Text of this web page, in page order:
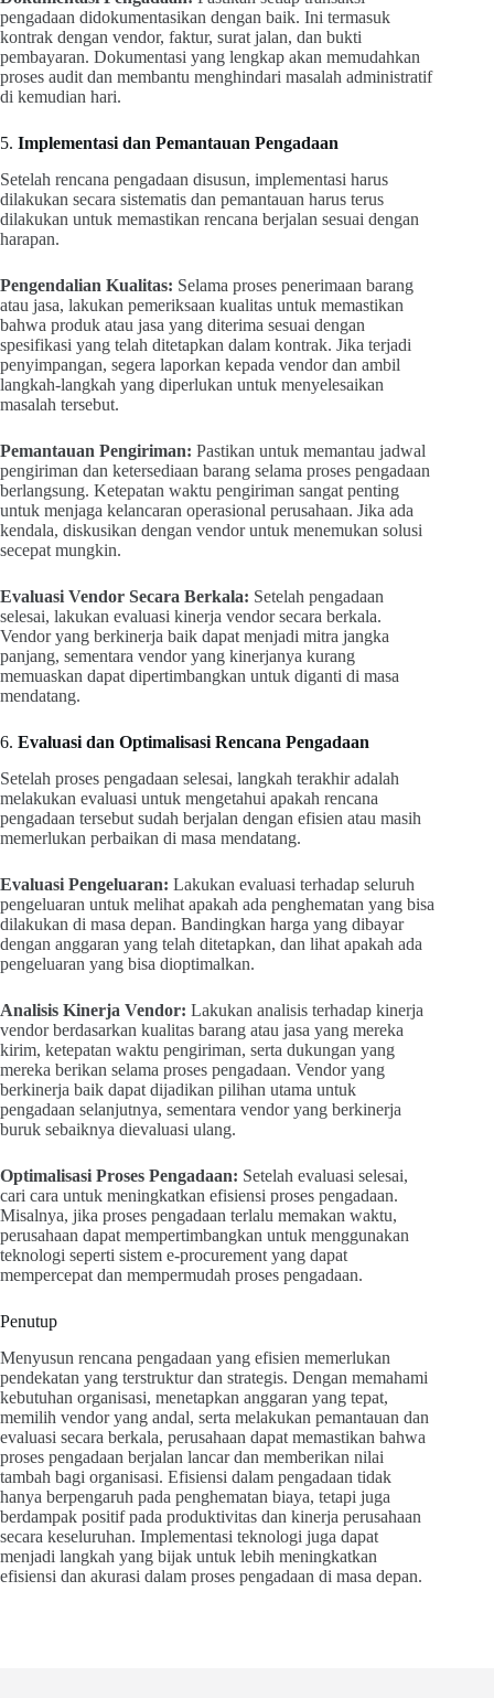
pengadaan didokumentasikan dengan baik. Ini termasuk
kontrak dengan vendor, faktur, surat jalan, dan bukti
pembayaran. Dokumentasi yang lengkap akan memudahkan
proses audit dan membantu menghindari masalah administratif
di kemudian hari.
5. Implementasi dan Pemantauan Pengadaan
Setelah rencana pengadaan disusun, implementasi harus
dilakukan secara sistematis dan pemantauan harus terus
dilakukan untuk memastikan rencana berjalan sesuai dengan
harapan.
Pengendalian Kualitas: Selama proses penerimaan barang
atau jasa, lakukan pemeriksaan kualitas untuk memastikan
bahwa produk atau jasa yang diterima sesuai dengan
spesifikasi yang telah ditetapkan dalam kontrak. Jika terjadi
penyimpangan, segera laporkan kepada vendor dan ambil
langkah-langkah yang diperlukan untuk menyelesaikan
masalah tersebut.
Pemantauan Pengiriman: Pastikan untuk memantau jadwal
pengiriman dan ketersediaan barang selama proses pengadaan
berlangsung. Ketepatan waktu pengiriman sangat penting
untuk menjaga kelancaran operasional perusahaan. Jika ada
kendala, diskusikan dengan vendor untuk menemukan solusi
secepat mungkin.
Evaluasi Vendor Secara Berkala: Setelah pengadaan
selesai, lakukan evaluasi kinerja vendor secara berkala.
Vendor yang berkinerja baik dapat menjadi mitra jangka
panjang, sementara vendor yang kinerjanya kurang
memuaskan dapat dipertimbangkan untuk diganti di masa
mendatang.
6. Evaluasi dan Optimalisasi Rencana Pengadaan
Setelah proses pengadaan selesai, langkah terakhir adalah
melakukan evaluasi untuk mengetahui apakah rencana
pengadaan tersebut sudah berjalan dengan efisien atau masih
memerlukan perbaikan di masa mendatang.
Evaluasi Pengeluaran: Lakukan evaluasi terhadap seluruh
pengeluaran untuk melihat apakah ada penghematan yang bisa
dilakukan di masa depan. Bandingkan harga yang dibayar
dengan anggaran yang telah ditetapkan, dan lihat apakah ada
pengeluaran yang bisa dioptimalkan.
Analisis Kinerja Vendor: Lakukan analisis terhadap kinerja
vendor berdasarkan kualitas barang atau jasa yang mereka
kirim, ketepatan waktu pengiriman, serta dukungan yang
mereka berikan selama proses pengadaan. Vendor yang
berkinerja baik dapat dijadikan pilihan utama untuk
pengadaan selanjutnya, sementara vendor yang berkinerja
buruk sebaiknya dievaluasi ulang.
Optimalisasi Proses Pengadaan: Setelah evaluasi selesai,
cari cara untuk meningkatkan efisiensi proses pengadaan.
Misalnya, jika proses pengadaan terlalu memakan waktu,
perusahaan dapat mempertimbangkan untuk menggunakan
teknologi seperti sistem e-procurement yang dapat
mempercepat dan mempermudah proses pengadaan.
Penutup
Menyusun rencana pengadaan yang efisien memerlukan
pendekatan yang terstruktur dan strategis. Dengan memahami
kebutuhan organisasi, menetapkan anggaran yang tepat,
memilih vendor yang andal, serta melakukan pemantauan dan
evaluasi secara berkala, perusahaan dapat memastikan bahwa
proses pengadaan berjalan lancar dan memberikan nilai
tambah bagi organisasi. Efisiensi dalam pengadaan tidak
hanya berpengaruh pada penghematan biaya, tetapi juga
berdampak positif pada produktivitas dan kinerja perusahaan
secara keseluruhan. Implementasi teknologi juga dapat
menjadi langkah yang bijak untuk lebih meningkatkan
efisiensi dan akurasi dalam proses pengadaan di masa depan.